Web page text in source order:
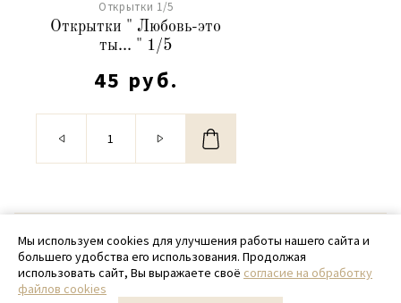
Открытки 1/5
Открытки " Любовь-это
ты... " 1/5
45 руб.
© 2020 - 2026 SamPack
+ 7 (918) 699-97-87
zakaz@sampack.store
Мы используем cookies для улучшения работы нашего сайта и
большего удобства его использования. Продолжая
использовать сайт, Вы выражаете своё согласие на обработку
файлов cookies